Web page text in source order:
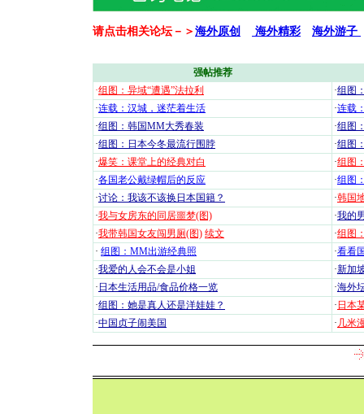
请点击相关论坛－＞ 海外原创 海外精彩 海外游子
强帖推荐
·组图：异域“遭遇”法拉利 ·组图
·连载：汉城，迷茫着生活 ·连载
·组图：韩国MM大秀春装 ·组图
·组图：日本今冬最流行围脖 ·组图
·爆笑：课堂上的经典对白 ·组图
·各国老公戴绿帽后的反应 ·组图
·讨论：我该不该换日本国籍？ ·韩国
·我与女房东的同居噩梦(图) ·我的
·我带韩国女友闯男厕(图) 续文 ·组图
· 组图：MM出游经典照 ·看看
·我爱的人会不会是小姐 ·新加
· 日本生活用品/食品价格一览 ·海外
·组图：她是真人还是洋娃娃？ · 日本
·中国贞子闹美国 · 几米